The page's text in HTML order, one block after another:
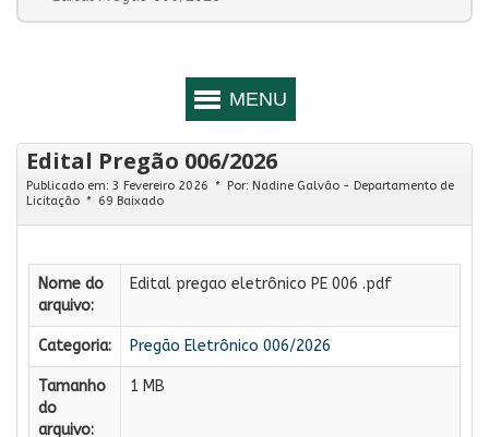
Edital Pregão 006/2026
Publicado em: 3 Fevereiro 2026 Por: Nadine Galvão - Departamento de
Licitação
69 Baixado
Nome do
arquivo:
Edital pregao eletrônico PE 006 .pdf
Categoria: Pregão Eletrônico 006/2026
Tamanho
do
arquivo:
1 MB